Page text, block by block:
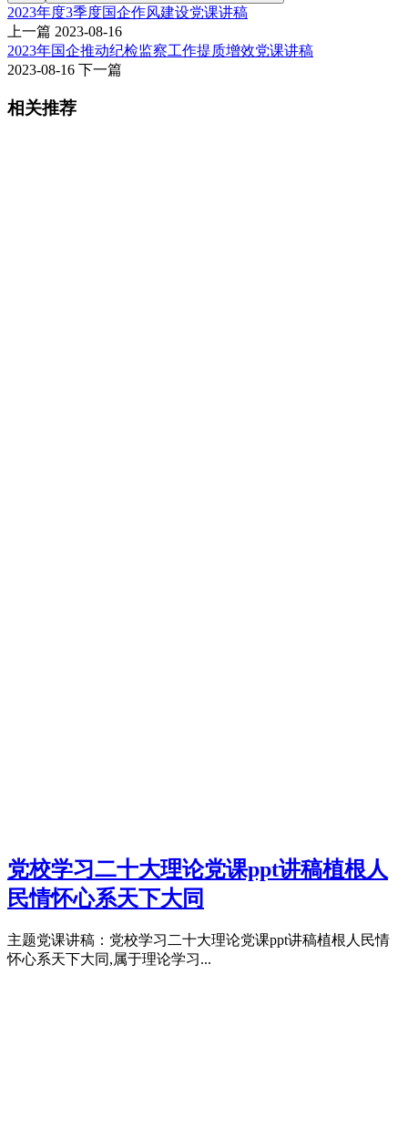
2023年度3季度国企作风建设党课讲稿
上一篇 2023-08-16
2023年国企推动纪检监察工作提质增效党课讲稿
2023-08-16 下一篇
相关推荐
党校学习二十大理论党课ppt讲稿植根人
民情怀心系天下大同
主题党课讲稿：党校学习二十大理论党课ppt讲稿植根人民情
怀心系天下大同,属于理论学习...